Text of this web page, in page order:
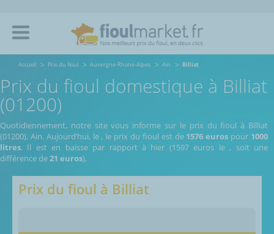
Accueil Prix du fioul Auvergne-Rhone-Alpes Ain Billiat
Prix du fioul domestique à Billiat
(01200)
Quotidiennement, notre site vous informe sur le prix du fioul à Billiat
(01200), Ain. Aujourd’hui, le , le prix du fioul est de 1576 euros pour 1000
litres. Il est en baisse par rapport à hier (1597 euros le, soit une
différence de21 euros).
Prix du fioul à Billiat